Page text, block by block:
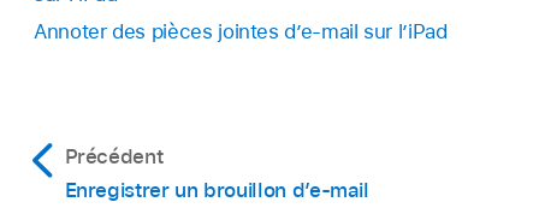
Annoter des pièces jointes d’e-mail sur l’iPad
Précédent
Enregistrer un brouillon d’e-mail